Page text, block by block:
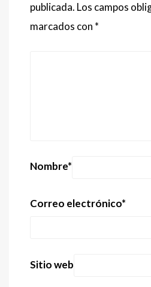
publicada. Los campos
marcados con *
Nombre*
Correo electrónico*
Sitio web